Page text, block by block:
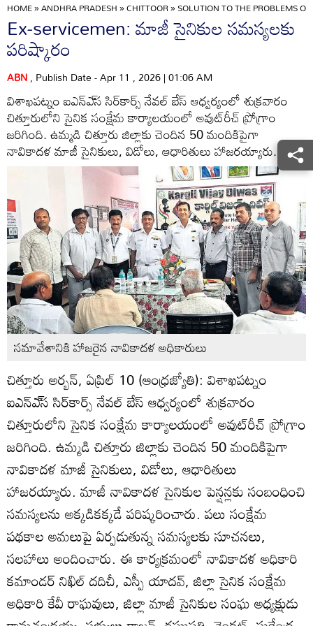
HOME»ANDHRA PRADESH»CHITTOOR»SOLUTION TO THE PROBLEMS
Ex-servicemen: మాజీ సైనికుల సమస్యలకు
పరిష్కారం
ABN, Publish Date - Apr 11 , 2026 | 01:06 AM
విశాఖపట్నం ఐఎన్‌ఎ్‌స సిర్‌కార్స్‌ నేవల్‌ బేస్‌ ఆధ్వర్యంలో శుక్రవారం
చిత్తూరులోని సైనిక సంక్షేమ కార్యాలయంలో అవుట్‌రీచ్‌ ప్రోగ్రాం
జరిగింది. ఉమ్మడి చిత్తూరు జిల్లాకు చెందిన 50 మందికిపైగా
నావికాదళ మాజీ సైనికులు, విడోలు, ఆధారితులు హాజరయ్యారు.
సమావేశానికి హాజరైన నావికాదళ అధికారులు
చిత్తూరు అర్బన్‌, ఏప్రిల్‌ 10 (ఆంధ్రజ్యోతి): విశాఖపట్నం
ఐఎన్‌ఎ్‌స సిర్‌కార్స్‌ నేవల్‌ బేస్‌ ఆధ్వర్యంలో శుక్రవారం
చిత్తూరులోని సైనిక సంక్షేమ కార్యాలయంలో అవుట్‌రీచ్‌ ప్రోగ్రాం
జరిగింది. ఉమ్మడి చిత్తూరు జిల్లాకు చెందిన 50 మందికిపైగా
నావికాదళ మాజీ సైనికులు, విడోలు, ఆధారితులు
హాజరయ్యారు. మాజీ నావికాదళ సైనికుల పెన్షన్లకు సంబంధించి
సమస్యలను అక్కడికక్కడే పరిష్కరించారు. పలు సంక్షేమ
పథకాల అమలుపై ఏర్పడుతున్న సమస్యలకు సూచనలు,
సలహాలు అందించారు. ఈ కార్యక్రమంలో నావికాదళ అధికారి
కమాండర్‌ నిఖిల్‌ దదిచీ, ఎస్పీ యాదవ్‌, జిల్లా సైనిక సంక్షేమ
అధికారి కేవీ రాఘవులు, జిల్లా మాజీ సైనికుల సంఘ అధ్యక్షుడు